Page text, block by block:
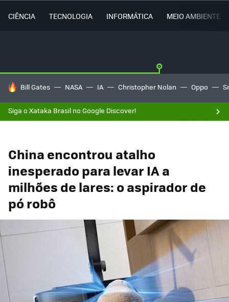
CIÊNCIA TECNOLOGIA INFORMÁTICA MEIO AMBIENTE
TENDÊNCIAS DO DIA
Bill Gates NASA IA Christopher Nolan Oppo
Siga o Xataka Brasil no Google Discover!
China encontrou atalho
inesperado para levar IA a
milhões de lares: o aspirador de
pó robô